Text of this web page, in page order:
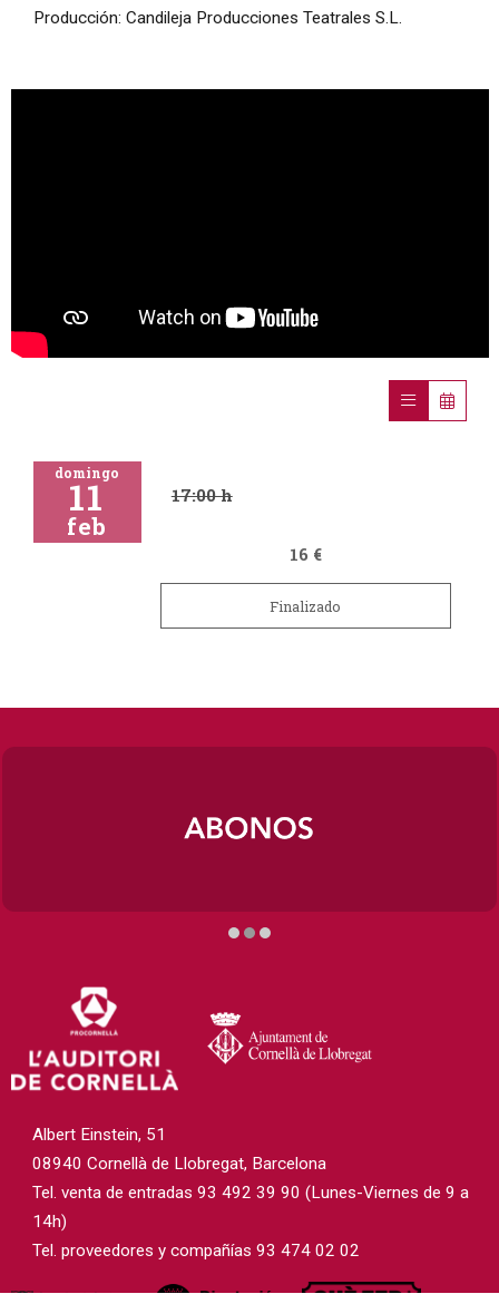
Producción: Candileja Producciones Teatrales S.L.
domingo
11
feb
17:00 h
16 €
Finalizado
Albert Einstein, 51
08940 Cornellà de Llobregat, Barcelona
Tel. venta de entradas 93 492 39 90 (Lunes-Viernes de 9 a
14h)
Tel. proveedores y compañías 93 474 02 02